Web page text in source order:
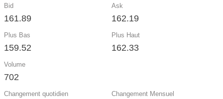
Bid
161.89
Ask
162.19
Plus Bas
159.52
Plus Haut
162.33
Volume
702
Changement quotidien Changement Mensuel